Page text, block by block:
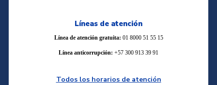
Líneas de atención
Línea de atención gratuita: 01 8000 51 55 15
Línea anticorrupción: +57 300 913 39 91
Todos los horarios de atención